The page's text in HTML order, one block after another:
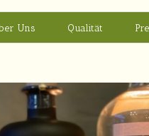
Uns Qualität